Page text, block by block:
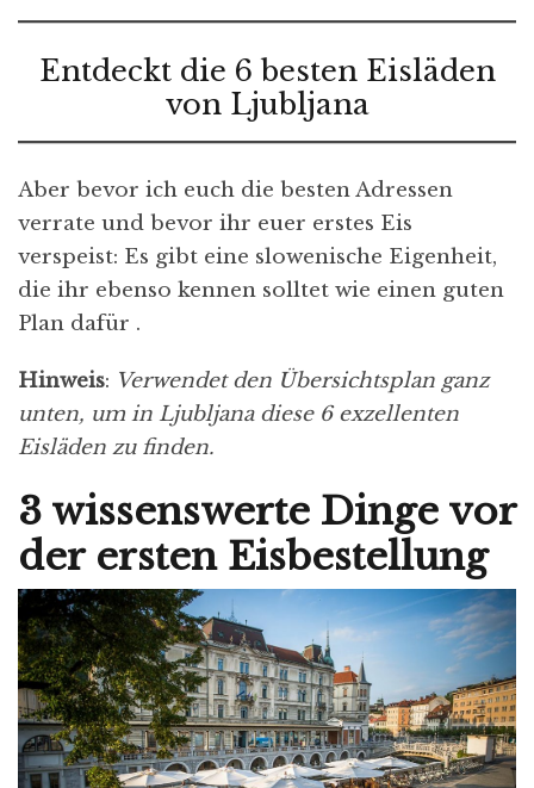
Entdeckt die 6 besten Eisläden
von Ljubljana
Aber bevor ich euch die besten Adressen
verrate und bevor ihr euer erstes Eis
verspeist: Es gibt eine slowenische Eigenheit,
die ihr ebenso kennen solltet wie einen guten
Plan dafür .
Hinweis: Verwendet den Übersichtsplan ganz
unten, um in Ljubljana diese 6 exzellenten
Eisläden zu finden.
3 wissenswerte Dinge vor
der ersten Eisbestellung